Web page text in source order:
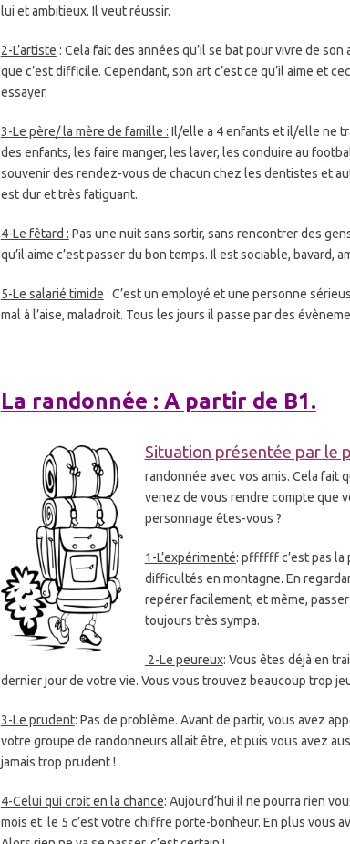
lui et ambitieux. Il veut réussir.
2-L’artiste : Cela fait des années qu’il se bat pour vivre de son
que c’est difficile. Cependant, son art c’est ce qu’il aime et
essayer.
3-Le père/ la mère de famille : Il/elle a 4 enfants et il/elle ne
des enfants, les faire manger, les laver, les conduire au
souvenir des rendez-vous de chacun chez les dentistes et
est dur et très fatiguant.
4-Le fêtard : Pas une nuit sans sortir, sans rencontrer des
qu’il aime c’est passer du bon temps. Il est sociable, bavard,
5-Le salarié timide : C’est un employé et une personne
mal à l’aise, maladroit. Tous les jours il passe par des
La randonnée : A partir de B1.
Situation présentée par le
randonnée avec vos amis. Cela fait
venez de vous rendre compte que
personnage êtes-vous ?
1-L’expérimenté: pffffff c’est pas la
difficultés en montagne. En
repérer facilement, et même,
toujours très sympa.
2-Le peureux: Vous êtes déjà en
dernier jour de votre vie. Vous vous trouvez beaucoup trop
3-Le prudent: Pas de problème. Avant de partir, vous avez
votre groupe de randonneurs allait être, et puis vous avez
jamais trop prudent !
4-Celui qui croit en la chance: Aujourd’hui il ne pourra rien
mois et le 5 c’est votre chiffre porte-bonheur. En plus vous